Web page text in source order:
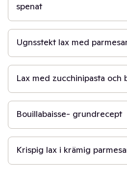
spenat
30 min
Ugnsstekt lax med
30 min
Lax med zucchinipasta och
40 min
Bouillabaisse- grundrecept
30 min
Krispig lax i krämig
30 min